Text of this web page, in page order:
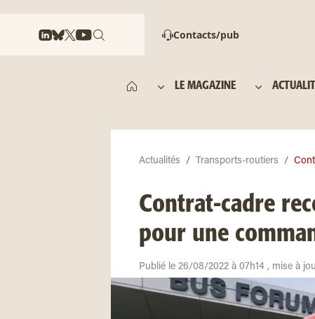
Contacts/pub
LE MAGAZINE
Actualités Transports-routiers
Contrat-cadre
pour une
Publié le 26/08/2022 à 07h14 , mise à